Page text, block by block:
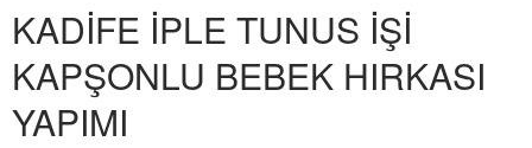
KADİFE İPLE TUNUS İŞİ
KAPŞONLU BEBEK HIRKASI
YAPIMI